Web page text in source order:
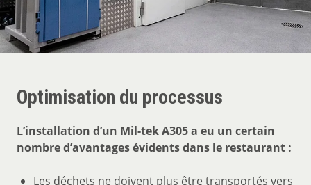
Optimisation du processus
L’installation d’un Mil-tek A305 a eu un certain
nombre d’avantages évidents dans le restaurant :
Les déchets ne doivent plus être transportés vers